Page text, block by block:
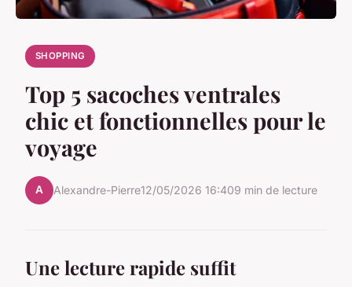
SHOPPING
Top 5 sacoches ventrales
chic et fonctionnelles pour le
voyage
A Alexandre-Pierre12/05/2026 16:409 min de lecture
Une lecture rapide suffit